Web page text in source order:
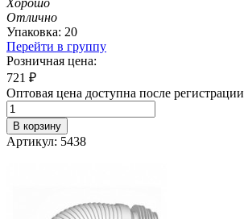
Отлично
Упаковка: 20
Перейти в группу
Розничная цена:
721 ₽
Оптовая цена доступна после регистрации
В корзину
Артикул: 5438